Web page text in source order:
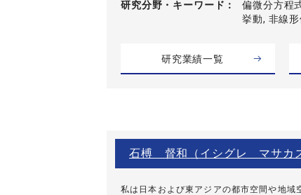
研究分野・ キーワード
偏微分方程
挙動, 非線
研究業績一覧
石榑 督和（イシグレ マサカ
私は日本および東アジアの都市空間や地域